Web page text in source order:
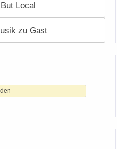
Local
zu Gast